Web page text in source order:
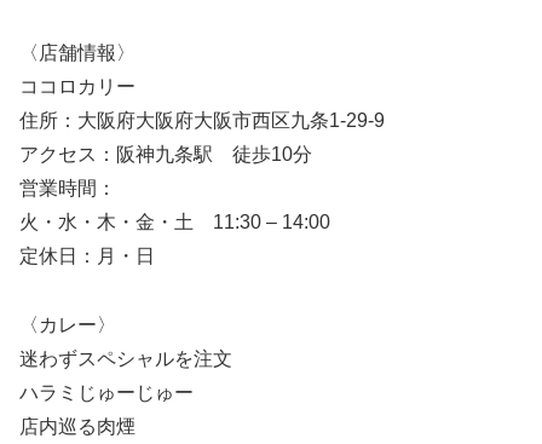
〈店舗情報〉
ココロカリー
住所：大阪府大阪府大阪市西区九条1-29-9
アクセス：阪神九条駅 徒歩10分
営業時間：
火・水・木・金・土 11:30 – 14:00
定休日：月・日
〈カレー〉
迷わずスペシャルを注文
ハラミじゅーじゅー
店内巡る肉煙